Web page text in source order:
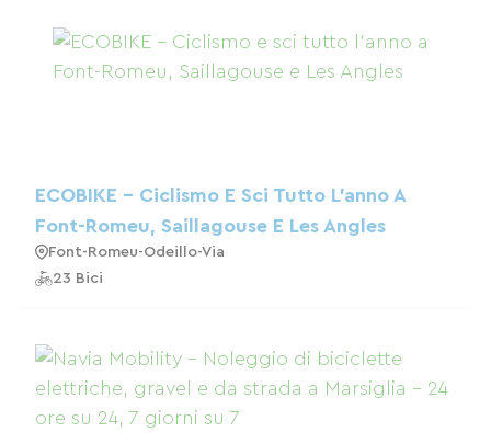
ECOBIKE - Ciclismo E Sci Tutto L'anno A
Font-Romeu, Saillagouse E Les Angles
Font-Romeu-Odeillo-Via
23 Bici